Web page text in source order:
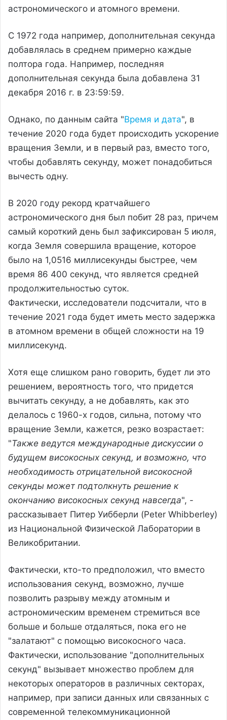
астрономического и атомного времени.
С 1972 года например, дополнительная секунда
добавлялась в среднем примерно каждые
полтора года. Например, последняя
дополнительная секунда была добавлена ​​31
декабря 2016 г. в 23:59:59.
Однако, по данным сайта "Время и дата", в
течение 2020 года будет происходить ускорение
вращения Земли, и в первый раз, вместо того,
чтобы добавлять секунду, может понадобиться
вычесть одну.
В 2020 году рекорд кратчайшего
астрономического дня был побит 28 раз, причем
самый короткий день был зафиксирован 5 июля,
когда Земля совершила вращение, которое
было на 1,0516 миллисекунды быстрее, чем
время 86 400 секунд, что является средней
продолжительностью суток.
Фактически, исследователи подсчитали, что в
течение 2021 года будет иметь место задержка
в атомном времени в общей сложности на 19
миллисекунд.
Хотя еще слишком рано говорить, будет ли это
решением, вероятность того, что придется
вычитать секунду, а не добавлять, как это
делалось с 1960-х годов, сильна, потому что
вращение Земли, кажется, резко возрастает:
"Также ведутся международные дискуссии о
будущем високосных секунд, и возможно, что
необходимость отрицательной високосной
секунды может подтолкнуть решение к
окончанию високосных секунд навсегда", -
рассказывает Питер Уибберли (Peter Whibberley)
из Национальной Физической Лаборатории в
Великобритании.
Фактически, кто-то предположил, что вместо
использования секунд, возможно, лучше
позволить разрыву между атомным и
астрономическим временем стремиться все
больше и больше отдаляться, пока его не
"залатают" с помощью високосного часа.
Фактически, использование "дополнительных
секунд" вызывает множество проблем для
некоторых операторов в различных секторах,
например, при записи данных или связанных с
современной телекоммуникационной